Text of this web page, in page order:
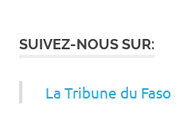
SUIVEZ-NOUS SUR:
La Tribune du Faso